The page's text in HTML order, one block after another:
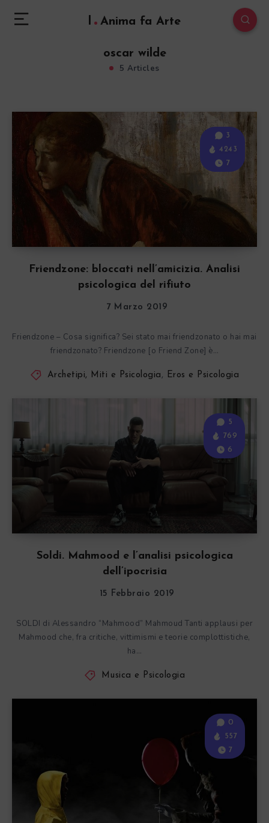
l Anima fa Arte
oscar wilde
5 Articles
Friendzone: bloccati nell’amicizia. Analisi
psicologica del rifiuto
3
4243
7
7 Marzo 2019
Friendzone – Cosa significa? Sei stato mai friendzonato o hai mai
friendzonato? Friendzone [o Friend Zone] è…
Archetipi, Miti e Psicologia , Eros e Psicologia
Soldi. Mahmood e l’analisi psicologica
dell’ipocrisia
5
769
6
15 Febbraio 2019
SOLDI di Alessandro “Mahmood” Mahmoud Tanti applausi per
Mahmood che, fra critiche, vittimismi e teorie complottistiche,
ha…
Musica e Psicologia
0
557
7